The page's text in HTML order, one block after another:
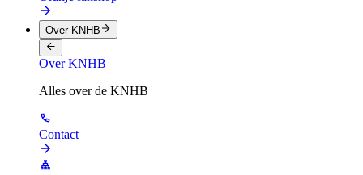
Over KNHB
Over KNHB
Alles over de KNHB
Contact